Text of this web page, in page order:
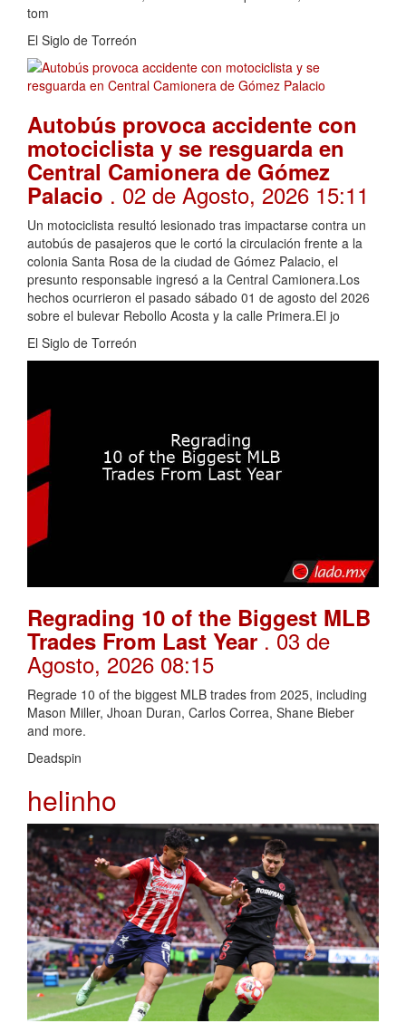
tom
El Siglo de Torreón
Autobús provoca accidente con
motociclista y se resguarda en
Central Camionera de Gómez
Palacio . 02 de Agosto, 2026 15:11
Un motociclista resultó lesionado tras impactarse contra un
autobús de pasajeros que le cortó la circulación frente a la
colonia Santa Rosa de la ciudad de Gómez Palacio, el
presunto responsable ingresó a la Central Camionera.Los
hechos ocurrieron el pasado sábado 01 de agosto del 2026
sobre el bulevar Rebollo Acosta y la calle Primera.El jo
El Siglo de Torreón
Regrading 10 of the Biggest MLB
Trades From Last Year. 03 de
Agosto, 2026 08:15
Regrade 10 of the biggest MLB trades from 2025, including
Mason Miller, Jhoan Duran, Carlos Correa, Shane Bieber
and more.
Deadspin
helinho